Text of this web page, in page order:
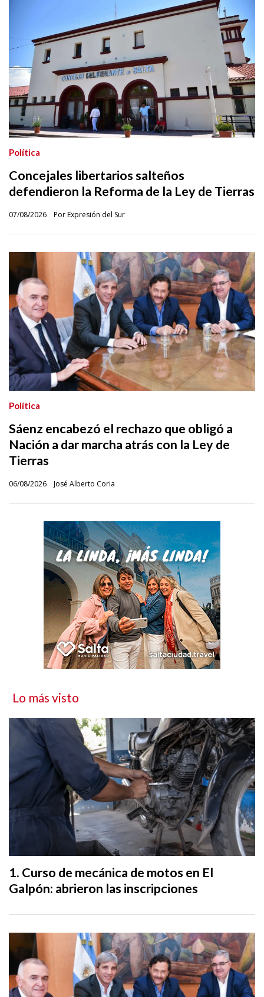
Concejales libertarios salteños
defendieron la Reforma de la Ley de Tierras
Por Expresión del Sur
Política
07/08/2026
Sáenz encabezó el rechazo que obligó a
Nación a dar marcha atrás con la Ley de
Tierras
José Alberto Coria
Política
06/08/2026
Lo más visto
Curso de mecánica de motos en El
Galpón: abrieron las inscripciones